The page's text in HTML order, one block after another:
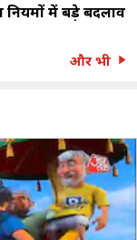
नियमों में बड़े बदलाव
और भी